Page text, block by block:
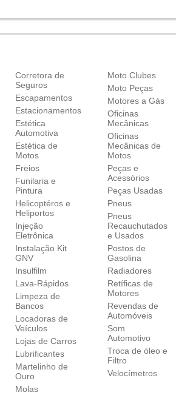
Corretora de
Seguros
Escapamentos
Estacionamentos
Estética
Automotiva
Estética de
Motos
Freios
Funilaria e
Pintura
Helicoptéros e
Heliportos
Injeção
Eletrônica
Instalação Kit
GNV
Insulfilm
Lava-Rápidos
Limpeza de
Bancos
Locadoras de
Veículos
Lojas de Carros
Lubrificantes
Martelinho de
Ouro
Molas
Moto Clubes
Moto Peças
Motores a Gás
Oficinas
Mecânicas
Oficinas
Mecânicas de
Motos
Peças e
Acessórios
Peças Usadas
Pneus
Pneus
Recauchutados
e Usados
Postos de
Gasolina
Radiadores
Retíficas de
Motores
Revendas de
Automóveis
Som
Automotivo
Troca de óleo e
Filtro
Velocímetros